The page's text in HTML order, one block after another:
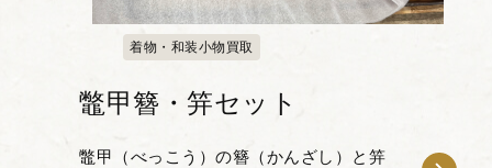
着物・和装小物買取
鼈甲簪・笄セット
鼈甲（べっこう）の簪（かんざし）と笄